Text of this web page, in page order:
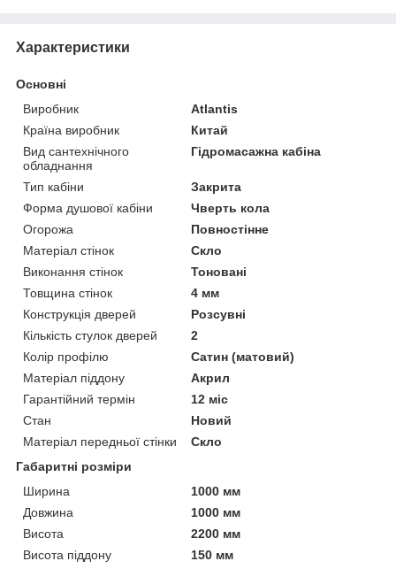
Характеристики
Основні
Виробник
Atlantis
Країна виробник
Китай
Вид сантехнічного
обладнання
Гідромасажна кабіна
Тип кабіни
Закрита
Форма душової кабіни
Чверть кола
Огорожа
Повностінне
Матеріал стінок
Скло
Виконання стінок
Тоновані
Товщина стінок
4 мм
Конструкція дверей
Розсувні
Кількість стулок дверей
2
Колір профілю
Сатин (матовий)
Матеріал піддону
Акрил
Гарантійний термін
12 міс
Стан
Новий
Матеріал передньої стінки
Скло
Габаритні розміри
Ширина
1000 мм
Довжина
1000 мм
Висота
2200 мм
Висота піддону
150 мм